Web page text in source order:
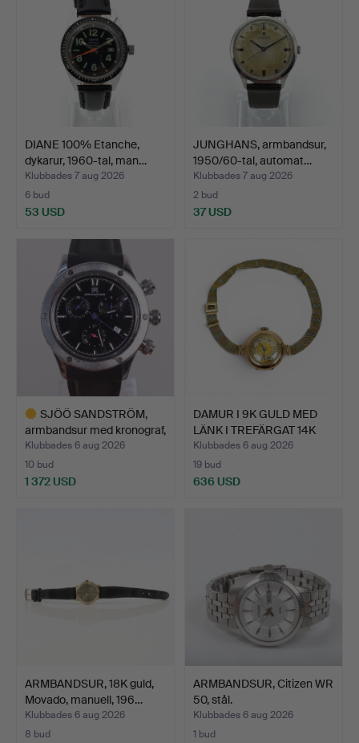
DIANE 100% Etanche,
dykarur, 1960-tal, man…
Klubbades 7 aug 2026
6 bud
53 USD
JUNGHANS, armbandsur,
1950/60-tal, automat…
Klubbades 7 aug 2026
2 bud
37 USD
SJÖÖ SANDSTRÖM,
armbandsur med kronograf,
…
Klubbades 6 aug 2026
10 bud
1 372 USD
DAMUR I 9K GULD MED
LÄNK I TREFÄRGAT 14K
G…
Klubbades 6 aug 2026
19 bud
636 USD
ARMBANDSUR, 18K guld,
Movado, manuell, 196…
Klubbades 6 aug 2026
8 bud
ARMBANDSUR, Citizen WR
50, stål.
Klubbades 6 aug 2026
1 bud